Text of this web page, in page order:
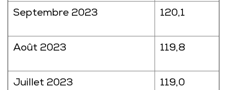
Septembre 2023 120,1
Août 2023 119,8
Juillet 2023 119,0